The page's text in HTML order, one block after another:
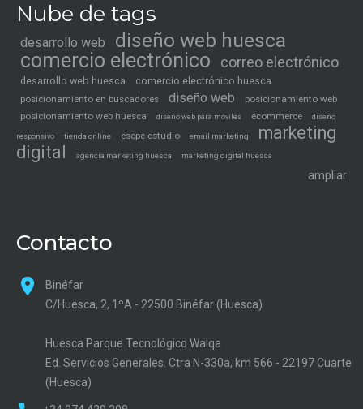
Nube de tags
desarrollo web
diseño web huesca
comercio electrónico
correo electrónico
desarrollo web huesca comercio electrónico huesca
posicionamiento en buscadores diseño web
posicionamiento web
posicionamiento web huesca
diseño web para móviles ecommerce diseño
responsivo tienda online esepe estudio email marketing
marketing
digital
agencia marketing huesca marketing digital huesca
ampliar
Contacto
Binéfar
C/Huesca, 2, 1ºA - 22500 Binéfar (Huesca)
Huesca Parque Tecnológico Walqa
Ed. Servicios Generales. Ctra N-330a, km 566 - 22197 Cuarte
(Huesca)